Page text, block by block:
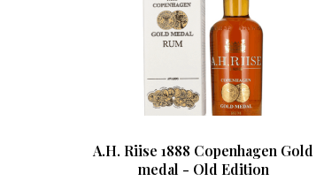
A.H. Riise 1888 Copenhagen Gold
medal - Old Edition